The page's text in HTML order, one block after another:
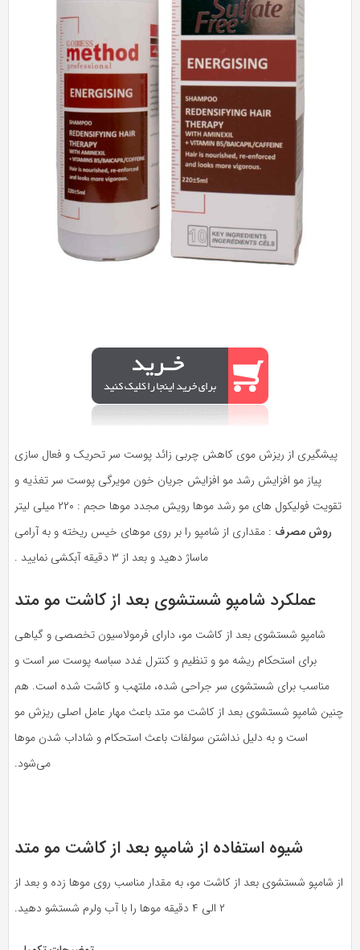
پیشگیری از ریزش موی کاهش چربی زائد پوست سر تحریک و فعال سازی
پیاز مو افزایش رشد مو افزایش جریان خون مویرگی پوست سر تغذیه و
تقویت فولیکول های مو رشد موها رویش مجدد موها حجم : ۲۲۰ میلی لیتر
روش مصرف: مقداری از شامپو را بر روی موهای خیس ریخته و به آرامی
ماساژ دهید و بعد از ۳ دقیقه آبکشی نمایید .
عملکرد شامپو شستشوی بعد از کاشت مو متد
شامپو شستشوی بعد از کاشت مو، دارای فرمولاسیون تخصصی و گیاهی
برای استحکام ریشه مو و تنظیم و کنترل غدد سباسه پوست سر است و
مناسب برای شستشوی سر جراحی شده، ملتهب و کاشت شده است. هم
چنین شامپو شستشوی بعد از کاشت مو متد باعث مهار عامل اصلی ریزش مو
است و به دلیل نداشتن سولفات باعث استحکام و شاداب شدن موها
می‌شود.
شیوه استفاده از شامپو بعد از کاشت مو متد
از شامپو شستشوی بعد از کاشت مو، به مقدار مناسب روی موها زده و بعد از
۲ الی ۴ دقیقه موها را با آب ولرم شستشو دهید.